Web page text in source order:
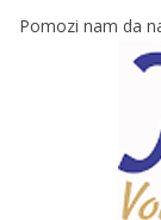
Pomozi nam da